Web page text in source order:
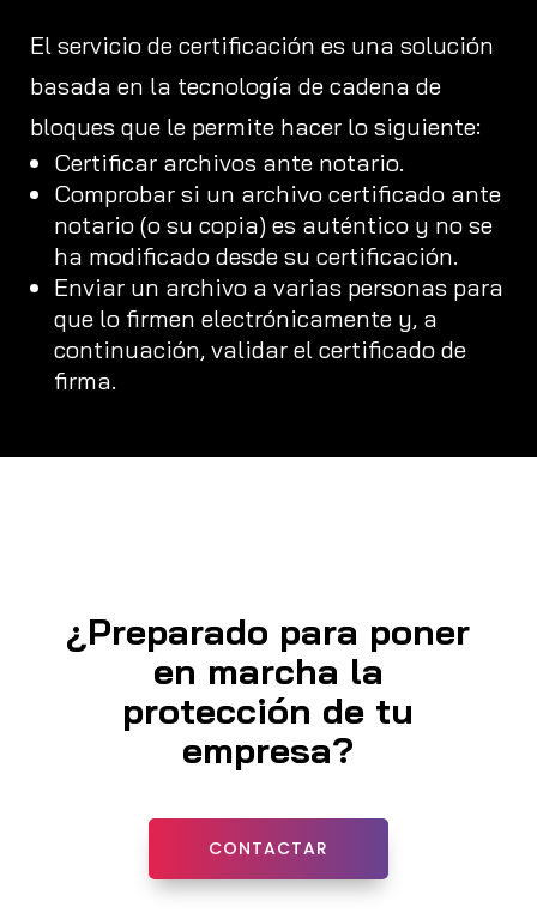
El servicio de certificación es una solución
basada en la tecnología de cadena de
bloques que le permite hacer lo siguiente:
Certificar archivos ante notario.
Comprobar si un archivo certificado ante
notario (o su copia) es auténtico y no se
ha modificado desde su certificación.
Enviar un archivo a varias personas para
que lo firmen electrónicamente y, a
continuación, validar el certificado de
firma.
¿Preparado para poner
en marcha la
protección de tu
empresa?
CONTACTAR